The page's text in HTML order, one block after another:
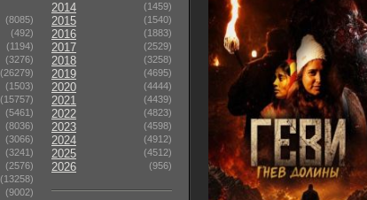
(8085)
(492)
(1194)
(3276)
(26279)
(1503)
(15757)
(5461)
(8036)
(3066)
(3241)
(2576)
(13258)
(9002)
2014 (1459)
2015 (1540)
2016 (1883)
2017 (2529)
2018 (3258)
2019 (4695)
2020 (4444)
2021 (4439)
2022 (4823)
2023 (4598)
2024 (4912)
2025 (4512)
2026 (956)